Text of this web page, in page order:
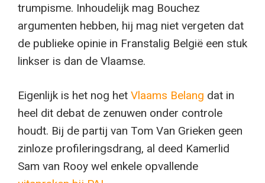
trumpisme. Inhoudelijk mag Bouchez
argumenten hebben, hij mag niet vergeten dat
de publieke opinie in Franstalig België een stuk
linkser is dan de Vlaamse.
Eigenlijk is het nog het Vlaams Belang dat in
heel dit debat de zenuwen onder controle
houdt. Bij de partij van Tom Van Grieken geen
zinloze profileringsdrang, al deed Kamerlid
Sam van Rooy wel enkele opvallende